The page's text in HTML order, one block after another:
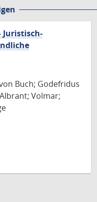
Juristisch-
Buch; Godefridus
Volmar;